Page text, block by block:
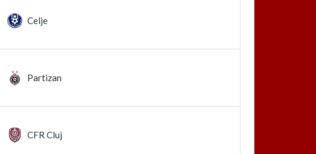
Celje
Partizan
CFR Cluj